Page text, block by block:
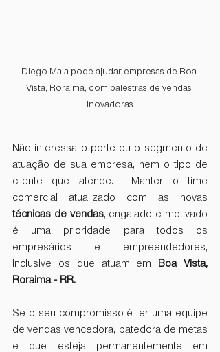
Diego Maia pode ajudar empresas de Boa
Vista, Roraima, com palestras de vendas
inovadoras
Não interessa o porte ou o segmento de
atuação de sua empresa, nem o tipo de
cliente que atende.  Manter o time
técnicas de vendas, engajado e motivado
é uma prioridade para todos os
empresários e empreendedores,
inclusive os que atuam em Boa Vista,
Roraima - RR.
Se o seu compromisso é ter uma equipe
de vendas vencedora, batedora de metas
e que esteja permanentemente em